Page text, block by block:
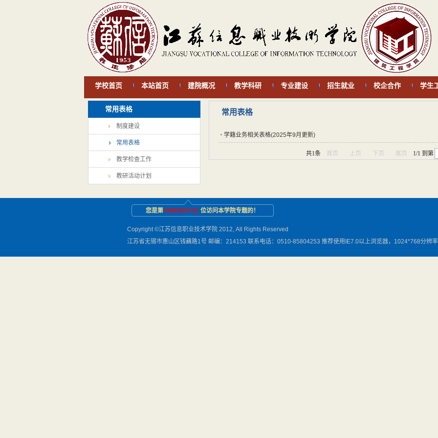
学校首页 本站首页 建院概况 教学科研 专业建设 招生就业 校企合作 学生
常用表格
制度建设
常用表格
教学检查工作
教研活动计划
常用表格
学籍业务相关表格(2025年9月更新)
共1条 首页 上页 下页 尾页 1/1 到第
您是第0000367721 位访问本学院专题的！
Copyright ©江苏信息职业技术学院 2012, All Rights Reserved
江苏省无锡市惠山区钱藕路1号 邮编：214153 联系电话：0510-85804253 推荐使用IE7.0以上浏览器，1024*768分辨